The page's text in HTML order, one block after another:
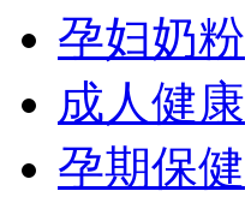
孕妇奶粉
成人健康
孕期保健